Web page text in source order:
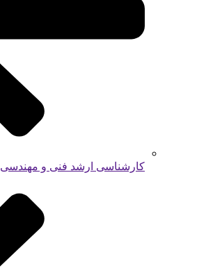
کارشناسی ارشد فنی و مهندسی